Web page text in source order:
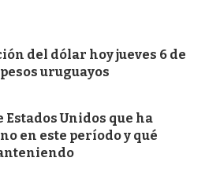
del dólar hoy jueves 6 de
uruguayos
Estados Unidos que ha
en este período y qué